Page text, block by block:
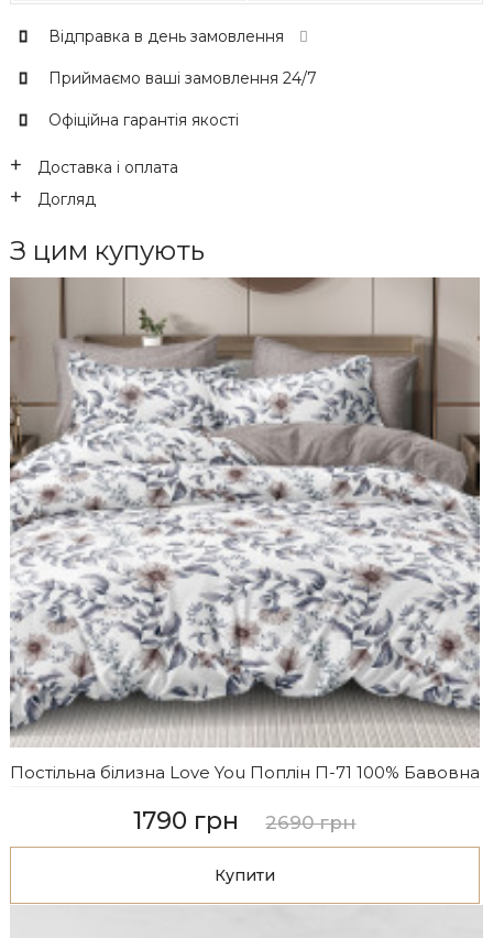
Відправка в день замовлення
Приймаємо ваші замовлення 24/7
Офіційна гарантія якості
Доставка і оплата
Догляд
З цим купують
Постільна білизна Love You Поплін П-71 100% Бавовна
1790 грн 2690 грн
Купити